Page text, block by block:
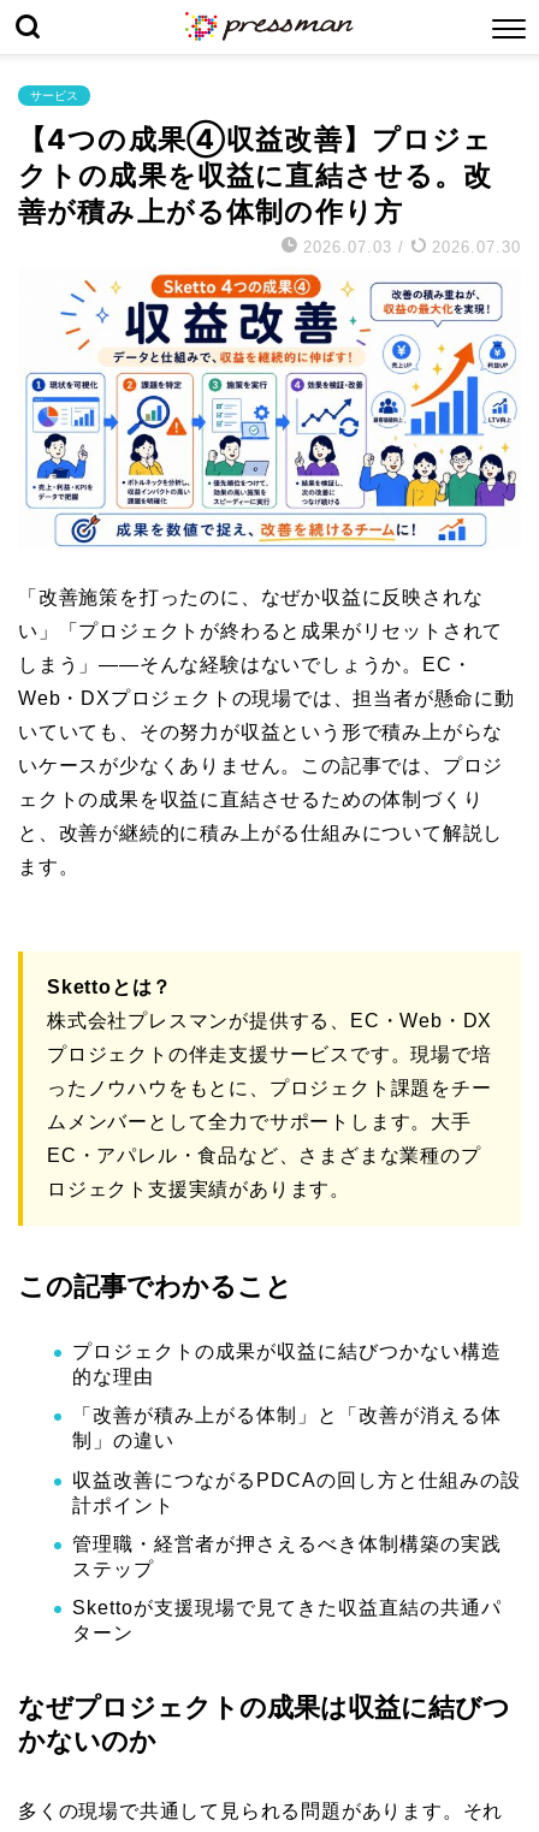
サービス
【4つの成果④収益改善】プロジェ
クトの成果を収益に直結させる。改
善が積み上がる体制の作り方
2026.07.03 / 2026.07.30
「改善施策を打ったのに、なぜか収益に反映されな
い」「プロジェクトが終わると成果がリセットされて
しまう」――そんな経験はないでしょうか。EC・
Web・DXプロジェクトの現場では、担当者が懸命に動
いていても、その努力が収益という形で積み上がらな
いケースが少なくありません。この記事では、プロジ
ェクトの成果を収益に直結させるための体制づくり
と、改善が継続的に積み上がる仕組みについて解説し
ます。
Skettoとは？
株式会社プレスマンが提供する、EC・Web・DX
プロジェクトの伴走支援サービスです。現場で培
ったノウハウをもとに、プロジェクト課題をチー
ムメンバーとして全力でサポートします。大手
EC・アパレル・食品など、さまざまな業種のプ
ロジェクト支援実績があります。
この記事でわかること
プロジェクトの成果が収益に結びつかない構造
的な理由
「改善が積み上がる体制」と「改善が消える体
制」の違い
収益改善につながるPDCAの回し方と仕組みの設
計ポイント
管理職・経営者が押さえるべき体制構築の実践
ステップ
Skettoが支援現場で見てきた収益直結の共通パ
ターン
なぜプロジェクトの成果は収益に結びつ
かないのか
多くの現場で共通して見られる問題があります。それ